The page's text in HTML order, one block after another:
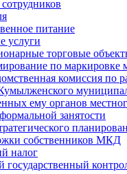
питание
услуги
торговые
по маркировке
комиссия по
ему органов
занятости
собственников МКД
налог
государственный